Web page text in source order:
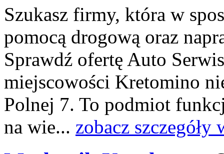
Szukasz firmy, która w
pomocą drogową oraz
Sprawdź ofertę Auto
miejscowości Kretomino
Polnej 7. To podmiot
na wie... zobacz szczegóły